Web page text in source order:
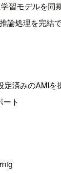
習モデルを同
論処理を完結で
定済みのAMIを
ト